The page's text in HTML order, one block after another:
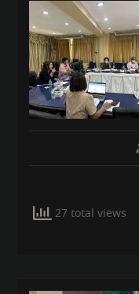
27 total views